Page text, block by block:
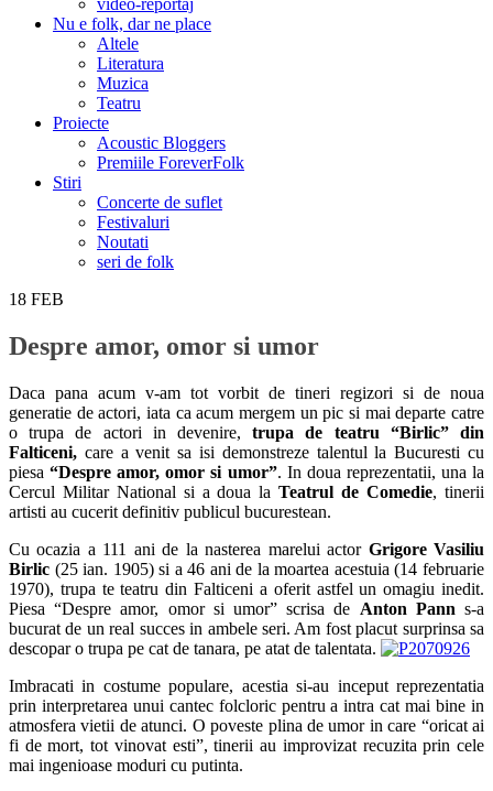
video-reportaj
Nu e folk, dar ne place
Altele
Literatura
Muzica
Teatru
Proiecte
Acoustic Bloggers
Premiile ForeverFolk
Stiri
Concerte de suflet
Festivaluri
Noutati
seri de folk
18 FEB
Despre amor, omor si umor
Daca pana acum v-am tot vorbit de tineri regizori si de noua
generatie de actori, iata ca acum mergem un pic si mai departe catre
o trupa de actori in devenire, trupa de teatru “Birlic” din
Falticeni, care a venit sa isi demonstreze talentul la Bucuresti cu
piesa“Despre amor, omor si umor”. In doua reprezentatii, una la
Cercul Militar National si a doua laTeatrul de Comedie, tinerii
artisti au cucerit definitiv publicul bucurestean.
Cu ocazia a 111 ani de la nasterea marelui actor Grigore Vasiliu
Birlic (25 ian. 1905) si a 46 ani de la moartea acestuia (14 februarie
1970), trupa te teatru din Falticeni a oferit astfel un omagiu inedit.
Piesa “Despre amor, omor si umor” scrisa de Anton Pann s-a
bucurat de un real succes in ambele seri. Am fost placut surprinsa sa
descopar o trupa pe cat de tanara, pe atat de talentata.
Imbracati in costume populare, acestia si-au inceput reprezentatia
prin interpretarea unui cantec folcloric pentru a intra cat mai bine in
atmosfera vietii de atunci. O poveste plina de umor in care “oricat ai
fi de mort, tot vinovat esti”, tinerii au improvizat recuzita prin cele
mai ingenioase moduri cu putinta.